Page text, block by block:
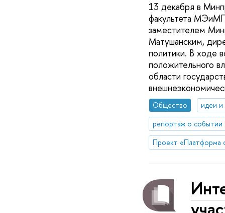
13 декабря в
факультета
заместителем
Матушанским,
политики. В ходе
положительного
области
Общество
идеи
репортаж о событии